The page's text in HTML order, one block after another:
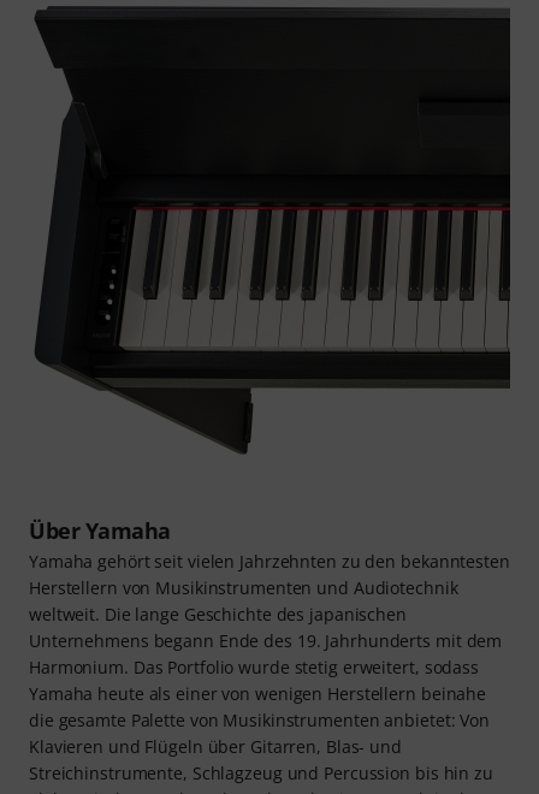
Über Yamaha
Yamaha gehört seit vielen Jahrzehnten zu den bekanntesten
Herstellern von Musikinstrumenten und Audiotechnik
weltweit. Die lange Geschichte des japanischen
Unternehmens begann Ende des 19. Jahrhunderts mit dem
Harmonium. Das Portfolio wurde stetig erweitert, sodass
Yamaha heute als einer von wenigen Herstellern beinahe
die gesamte Palette von Musikinstrumenten anbietet: Von
Klavieren und Flügeln über Gitarren, Blas- und
Streichinstrumente, Schlagzeug und Percussion bis hin zu